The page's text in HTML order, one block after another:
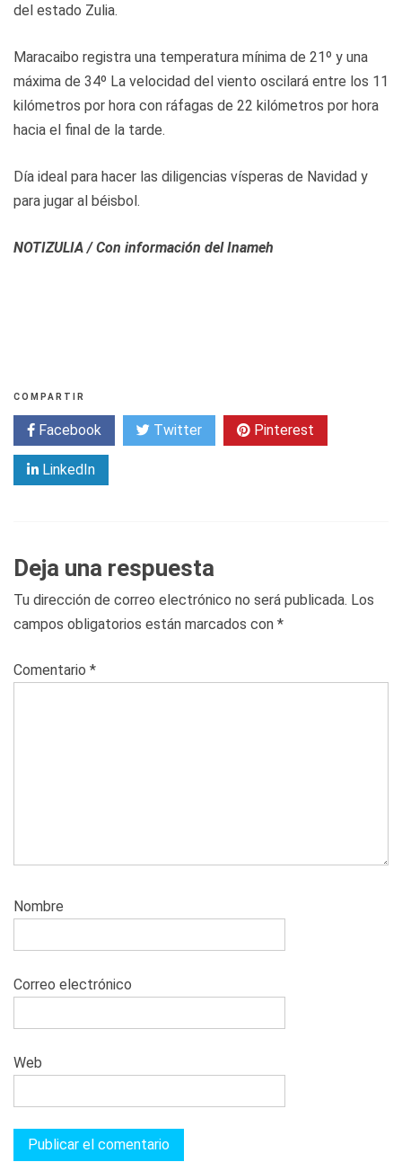
del estado Zulia.
Maracaibo registra una temperatura mínima de 21º y una
máxima de 34º La velocidad del viento oscilará entre los 11
kilómetros por hora con ráfagas de 22 kilómetros por hora
hacia el final de la tarde.
Día ideal para hacer las diligencias vísperas de Navidad y
para jugar al béisbol.
NOTIZULIA / Con información del Inameh
COMPARTIR
Facebook Twitter Pinterest
LinkedIn
Deja una respuesta
Tu dirección de correo electrónico no será publicada. Los
campos obligatorios están marcados con *
Comentario *
Nombre
Correo electrónico
Web